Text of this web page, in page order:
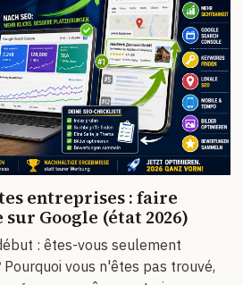
entreprises : faire
Google (état 2026)
: êtes-vous seulement
vous n'êtes pas trouvé,